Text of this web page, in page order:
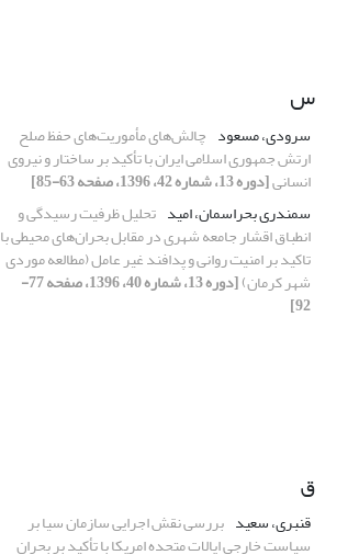
س
سرودی، مسعود چالش‌های مأموریت‌های حفظ صلح
ارتش جمهوری اسلامی ایران با تأکید بر ساختار و نیروی
انسانی[دوره 13، شماره 42، 1396، صفحه 63-85]
سمندری بحراسمان، امید تحلیل ظرفیت رسیدگی و
انطباق اقشار جامعه شهری در مقابل بحران‌های محیطی با
تاکید بر امنیت روانی و پدافند غیر عامل (مطالعه موردی
شهر کرمان) [دوره 13، شماره 40، 1396، صفحه 77-
92]
ق
قنبری، سعید بررسی نقش اجرایی سازمان سیا بر
سیاست خارجی ایالات متحده امریکا با تأکید بر بحران